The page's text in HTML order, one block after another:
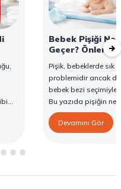
Bebek Pişiği
Geçer? Önleme
Pişik, bebeklerde sık
problemidir ancak
bebek bezi seçimiyle
Bu yazıda pişiğin
yöntemlerini ve
karşı destekleyici
Devamını Gör